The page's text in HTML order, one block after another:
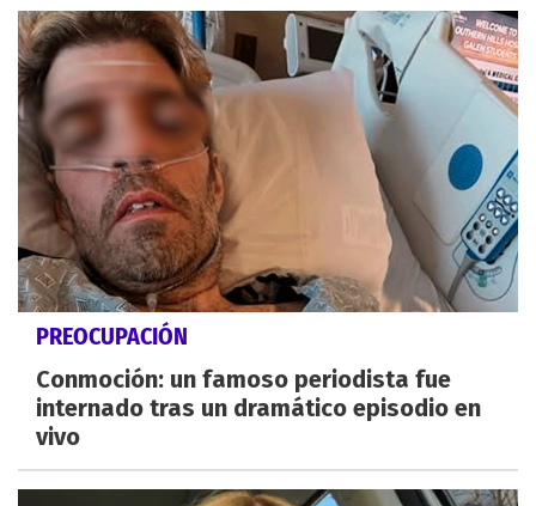
PREOCUPACIÓN
Conmoción: un famoso periodista fue
internado tras un dramático episodio en
vivo